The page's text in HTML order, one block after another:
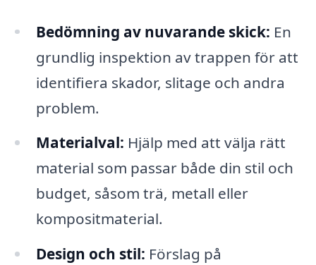
Bedömning av nuvarande skick: En
grundlig inspektion av trappen för att
identifiera skador, slitage och andra
problem.
Materialval: Hjälp med att välja rätt
material som passar både din stil och
budget, såsom trä, metall eller
kompositmaterial.
Design och stil: Förslag på